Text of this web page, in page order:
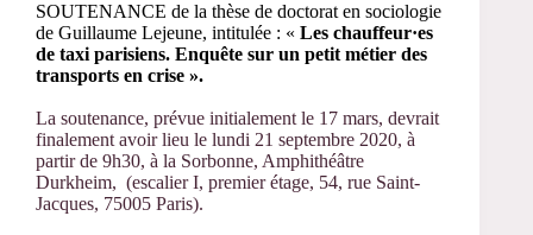
SOUTENANCE de la thèse de doctorat en sociologie
de Guillaume Lejeune, intitulée : « Les chauffeur·es
de taxi parisiens. Enquête sur un petit métier des
transports en crise ».
La soutenance, prévue initialement le 17 mars, devrait
finalement avoir lieu le lundi 21 septembre 2020, à
partir de 9h30, à la Sorbonne, Amphithéâtre
Durkheim, (escalier I, premier étage, 54, rue Saint-
Jacques, 75005 Paris).